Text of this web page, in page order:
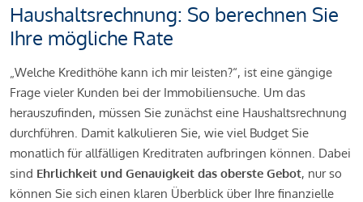
Haushaltsrechnung: So berechnen Sie
Ihre mögliche Rate
„Welche Kredithöhe kann ich mir leisten?“, ist eine gängige
Frage vieler Kunden bei der Immobiliensuche. Um das
herauszufinden, müssen Sie zunächst eine Haushaltsrechnung
durchführen. Damit kalkulieren Sie, wie viel Budget Sie
monatlich für allfälligen Kreditraten aufbringen können. Dabei
sind Ehrlichkeit und Genauigkeit das oberste Gebot, nur so
können Sie sich einen klaren Überblick über Ihre finanzielle